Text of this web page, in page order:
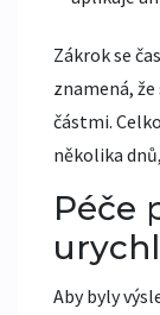
Zákrok se
znamená,
částmi.
několika
Péče
Aby byly